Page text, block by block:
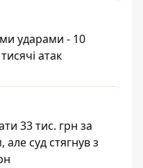
ударами - 10
атак
33 тис. грн за
суд стягнув з